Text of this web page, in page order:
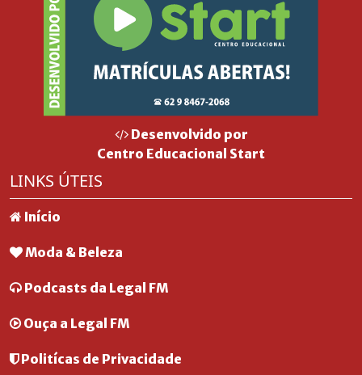
Desenvolvido por
Centro Educacional Start
LINKS ÚTEIS
Início
Moda & Beleza
Podcasts da Legal FM
Ouça a Legal FM
Politícas de Privacidade